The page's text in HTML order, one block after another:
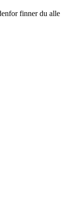
finner du alle